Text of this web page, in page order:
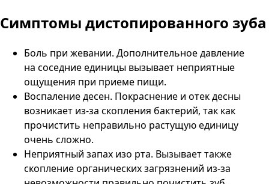
Симптомы дистопированного зуба
Боль при жевании. Дополнительное давление
на соседние единицы вызывает неприятные
ощущения при приеме пищи.
Воспаление десен. Покраснение и отек десны
возникает из-за скопления бактерий, так как
прочистить неправильно растущую единицу
очень сложно.
Неприятный запах изо рта. Вызывает также
скопление органических загрязнений из-за